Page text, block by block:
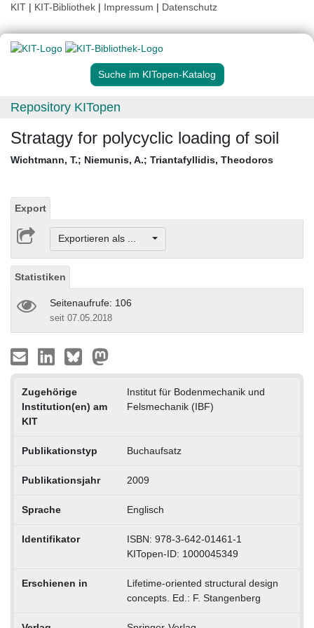
KIT | KIT-Bibliothek | Impressum | Datenschutz
Suche im KITopen-Katalog
Repository KITopen
Stratagy for polycyclic loading of soil
Wichtmann, T.; Niemunis, A.; Triantafyllidis, Theodoros
Export
Exportieren als ...
Statistiken
Seitenaufrufe: 106
seit 07.05.2018
Zugehörige
Institution(en) am
KIT
Institut für Bodenmechanik und
Felsmechanik (IBF)
Publikationstyp Buchaufsatz
Publikationsjahr 2009
Sprache Englisch
Identifikator
ISBN: 978-3-642-01461-1
KITopen-ID: 1000045349
Erschienen in
Lifetime-oriented structural design
concepts. Ed.: F. Stangenberg